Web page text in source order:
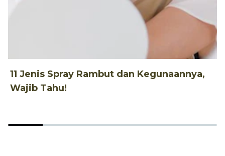
11 Jenis Spray Rambut dan Kegunaannya,
Wajib Tahu!